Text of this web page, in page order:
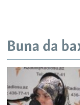
Buna da